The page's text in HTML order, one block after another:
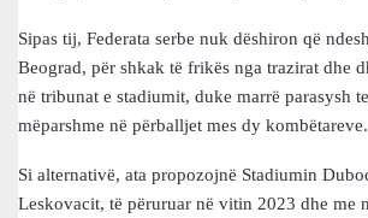
Sipas tij, Federata serbe nuk dëshiron që
Beograd, për shkak të frikës nga trazirat dhe
në tribunat e stadiumit, duke marrë parasysh
mëparshme në përballjet mes dy kombëtareve.
Si alternativë, ata propozojnë Stadiumin
Leskovacit, të përuruar në vitin 2023 dhe me